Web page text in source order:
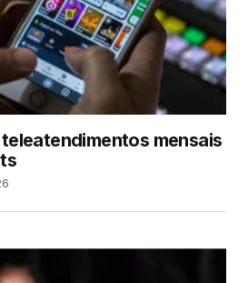
teleatendimentos mensais